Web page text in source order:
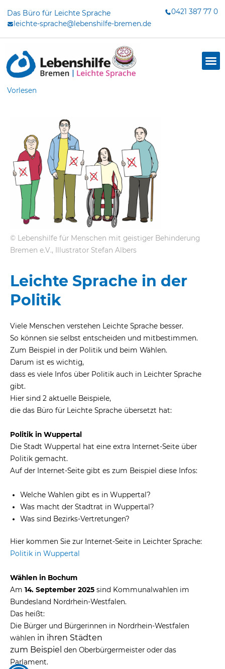
Inhalt
Das Büro für Leichte Sprache
0421 387 77 0
leichte-sprache@lebenshilfe-bremen.de
Vorlesen
© Lebenshilfe für Menschen mit geistiger Behinderung
Bremen e.V., Illustrator Stefan Albers
Leichte Sprache in der
Politik
Viele Menschen verstehen Leichte Sprache besser.
So können sie selbst entscheiden und mitbestimmen.
Zum Beispiel in der Politik und beim Wählen.
Darum ist es wichtig,
dass es viele Infos über Politik auch in Leichter Sprache
gibt.
Hier sind 2 aktuelle Beispiele,
die das Büro für Leichte Sprache übersetzt hat:
Politik in Wuppertal
Die Stadt Wuppertal hat eine extra Internet-Seite über
Politik gemacht.
Auf der Internet-Seite gibt es zum Beispiel diese Infos:
Welche Wahlen gibt es in Wuppertal?
Was macht der Stadtrat in Wuppertal?
Was sind Bezirks-Vertretungen?
Hier kommen Sie zur Internet-Seite in Leichter Sprache:
Politik in Wuppertal
Wählen in Bochum
Am 14. September 2025 sind Kommunalwahlen im
Bundesland Nordrhein-Westfalen.
Das heißt:
Die Bürger und Bürgerinnen in Nordrhein-Westfalen
wählen in ihren Städten
zum Beispiel den Oberbürgermeister oder das
Parlament.